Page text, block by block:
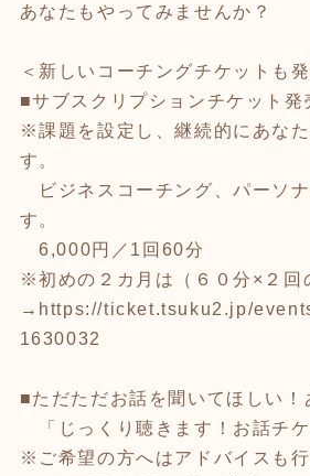
あなたもやってみませんか？
＜新しいコーチングチケットも
■サブスクリプションチケット発
※課題を設定し、継続的にあな
す。
ビジネスコーチング、パーソ
す。
6,000円／1回60分
※初めの２カ月は（６０分×２回
→ https://ticket.tsuku2.jp/
1630032
■ただただお話を聞いてほしい！
「じっくり聴きます！お話チケ
※ご希望の方へはアドバイスも行